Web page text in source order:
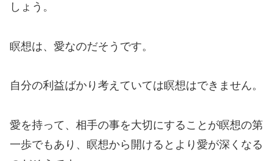
しょう。
瞑想は、愛なのだそうです。
自分の利益ばかり考えていては瞑想はできません。
愛を持って、相手の事を大切にすることが瞑想の第
一歩でもあり、瞑想から開けるとより愛が深くなる